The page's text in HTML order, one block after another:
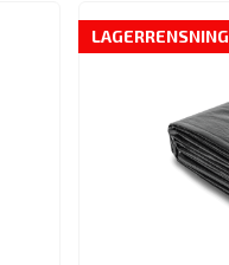
LAGERRENSNING